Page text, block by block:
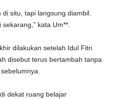
situ, tapi langsung diambil.
kata Um**.
dilakukan setelah Idul Fitri
disebut terus bertambah tanpa
dekat ruang belajar